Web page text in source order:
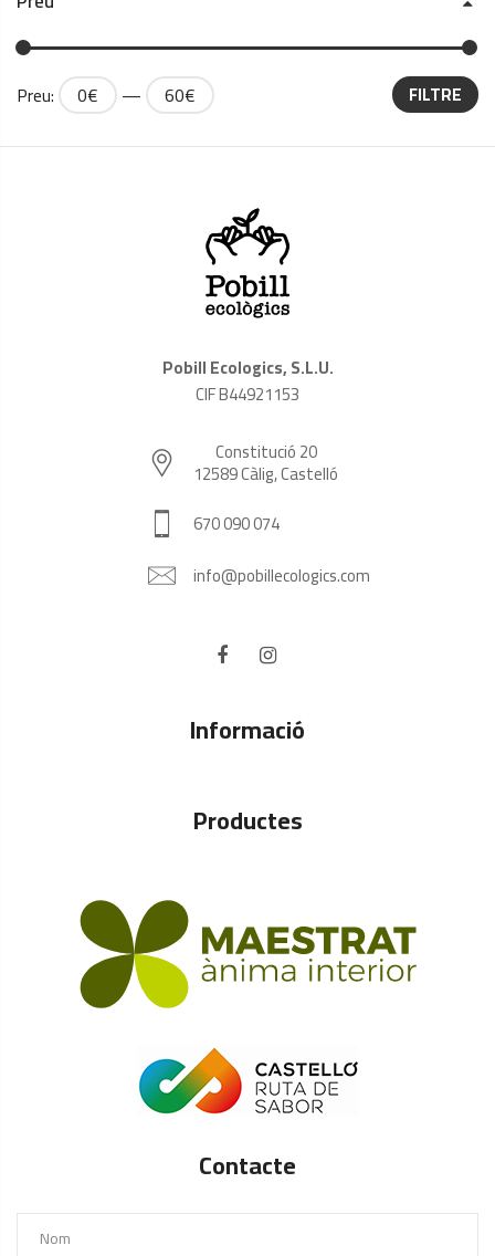
FILTRE
Preu: 0€ — 60€
Pobill Ecologics, S.L.U.
CIF B44921153
Constitució 20
12589 Càlig, Castelló
670 090 074
info@pobillecologics.com
Informació
Productes
Contacte